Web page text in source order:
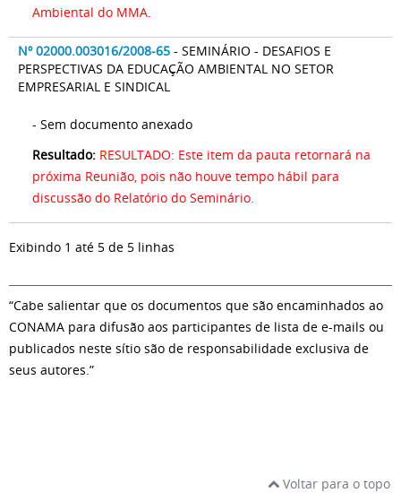
Ambiental do MMA.
Nº 02000.003016/2008-65 - SEMINÁRIO - DESAFIOS E
PERSPECTIVAS DA EDUCAÇÃO AMBIENTAL NO SETOR
EMPRESARIAL E SINDICAL
- Sem documento anexado
Resultado: RESULTADO: Este item da pauta retornará na
próxima Reunião, pois não houve tempo hábil para
discussão do Relatório do Seminário.
Exibindo 1 até 5 de 5 linhas
“Cabe salientar que os documentos que são encaminhados ao
CONAMA para difusão aos participantes de lista de e-mails ou
publicados neste sítio são de responsabilidade exclusiva de
seus autores.”
Voltar para o topo